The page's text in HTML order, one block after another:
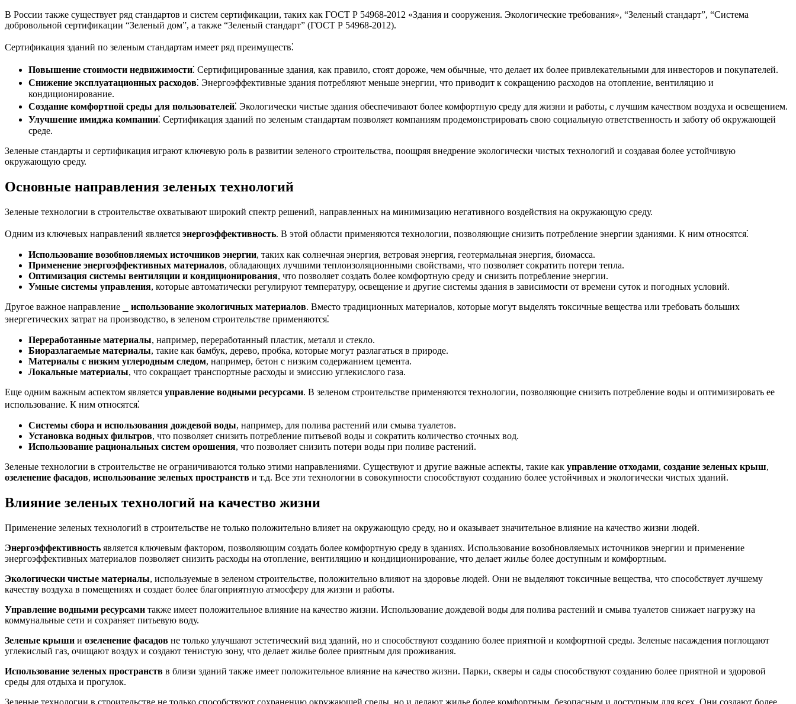
В России также существует ряд стандартов и систем сертификации, таких как ГОСТ Р 54968-2012 «Здания и сооружения. Экологические требования», “Зеленый стандарт”, “Система
добровольной сертификации “Зеленый дом”, а также “Зеленый стандарт” (ГОСТ Р 54968-2012).
Сертификация зданий по зеленым стандартам имеет ряд преимуществ⁚
Повышение стоимости недвижимости⁚ Сертифицированные здания, как правило, стоят дороже, чем обычные, что делает их более привлекательными для инвесторов и покупателей.
Снижение эксплуатационных расходов⁚ Энергоэффективные здания потребляют меньше энергии, что приводит к сокращению расходов на отопление, вентиляцию и
кондиционирование.
Создание комфортной среды для пользователей⁚ Экологически чистые здания обеспечивают более комфортную среду для жизни и работы, с лучшим качеством воздуха и освещением.
Улучшение имиджа компании⁚ Сертификация зданий по зеленым стандартам позволяет компаниям продемонстрировать свою социальную ответственность и заботу об окружающей
среде.
Зеленые стандарты и сертификация играют ключевую роль в развитии зеленого строительства, поощряя внедрение экологически чистых технологий и создавая более устойчивую
окружающую среду.
Основные направления зеленых технологий
Зеленые технологии в строительстве охватывают широкий спектр решений, направленных на минимизацию негативного воздействия на окружающую среду.
Одним из ключевых направлений является энергоэффективность. В этой области применяются технологии, позволяющие снизить потребление энергии зданиями. К ним относятся⁚
Использование возобновляемых источников энергии, таких как солнечная энергия, ветровая энергия, геотермальная энергия, биомасса.
Применение энергоэффективных материалов, обладающих лучшими теплоизоляционными свойствами, что позволяет сократить потери тепла.
Оптимизация системы вентиляции и кондиционирования, что позволяет создать более комфортную среду и снизить потребление энергии.
Умные системы управления, которые автоматически регулируют температуру, освещение и другие системы здания в зависимости от времени суток и погодных условий.
Другое важное направление ⎯ использование экологичных материалов. Вместо традиционных материалов, которые могут выделять токсичные вещества или требовать больших
энергетических затрат на производство, в зеленом строительстве применяются⁚
Переработанные материалы, например, переработанный пластик, металл и стекло.
Биоразлагаемые материалы, такие как бамбук, дерево, пробка, которые могут разлагаться в природе.
Материалы с низким углеродным следом, например, бетон с низким содержанием цемента.
Локальные материалы, что сокращает транспортные расходы и эмиссию углекислого газа.
Еще одним важным аспектом является управление водными ресурсами. В зеленом строительстве применяются технологии, позволяющие снизить потребление воды и оптимизировать ее
использование. К ним относятся⁚
Системы сбора и использования дождевой воды, например, для полива растений или смыва туалетов.
Установка водных фильтров, что позволяет снизить потребление питьевой воды и сократить количество сточных вод.
Использование рациональных систем орошения, что позволяет снизить потери воды при поливе растений.
Зеленые технологии в строительстве не ограничиваются только этими направлениями. Существуют и другие важные аспекты, такие как управление отходами, создание зеленых крыш,
озеленение фасадов, использование зеленых пространств и т.д. Все эти технологии в совокупности способствуют созданию более устойчивых и экологически чистых зданий.
Влияние зеленых технологий на качество жизни
Применение зеленых технологий в строительстве не только положительно влияет на окружающую среду, но и оказывает значительное влияние на качество жизни людей.
Энергоэффективность является ключевым фактором, позволяющим создать более комфортную среду в зданиях. Использование возобновляемых источников энергии и применение
энергоэффективных материалов позволяет снизить расходы на отопление, вентиляцию и кондиционирование, что делает жилье более доступным и комфортным.
Экологически чистые материалы, используемые в зеленом строительстве, положительно влияют на здоровье людей. Они не выделяют токсичные вещества, что способствует лучшему
качеству воздуха в помещениях и создает более благоприятную атмосферу для жизни и работы.
Управление водными ресурсами также имеет положительное влияние на качество жизни. Использование дождевой воды для полива растений и смыва туалетов снижает нагрузку на
коммунальные сети и сохраняет питьевую воду.
Зеленые крыши и озеленение фасадов не только улучшают эстетический вид зданий, но и способствуют созданию более приятной и комфортной среды. Зеленые насаждения поглощают
углекислый газ, очищают воздух и создают тенистую зону, что делает жилье более приятным для проживания.
Использование зеленых пространств в близи зданий также имеет положительное влияние на качество жизни. Парки, скверы и сады способствуют созданию более приятной и здоровой
среды для отдыха и прогулок.
Зеленые технологии в строительстве не только способствуют сохранению окружающей среды, но и делают жилье более комфортным, безопасным и доступным для всех. Они создают более